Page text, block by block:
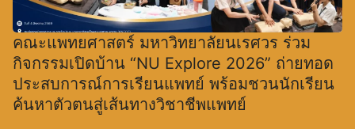
คณะแพทยศาสตร์ มหาวิทยาลัยนเรศวร ร่วม
กิจกรรมเปิดบ้าน “NU Explore 2026” ถ่ายทอด
ประสบการณ์การเรียนแพทย์ พร้อมชวนนักเรียน
ค้นหาตัวตนสู่เส้นทางวิชาชีพแพทย์